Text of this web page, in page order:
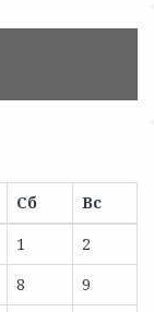
Сб
Вс
1
2
8
9